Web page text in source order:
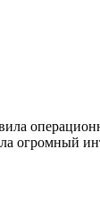
огромный